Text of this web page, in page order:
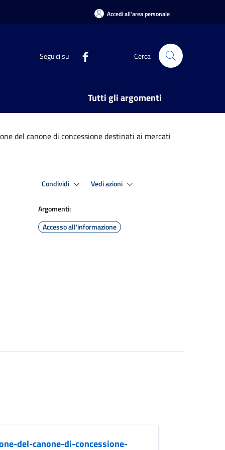
Accedi all'area personale
Seguici su Cerca
Tutti gli argomenti
del canone di concessione destinati ai mercati
Condividi Vedi azioni
Argomenti:
Accesso all'informazione
del-canone-di-concessione-